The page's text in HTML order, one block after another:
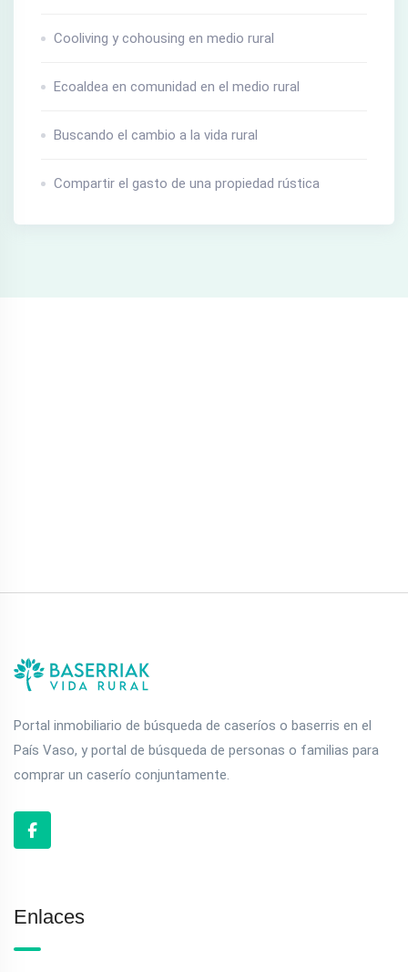
Cooliving y cohousing en medio rural
Ecoaldea en comunidad en el medio rural
Buscando el cambio a la vida rural
Compartir el gasto de una propiedad rústica
Portal inmobiliario de búsqueda de caseríos o baserris en el
País Vaso, y portal de búsqueda de personas o familias para
comprar un caserío conjuntamente.
Enlaces